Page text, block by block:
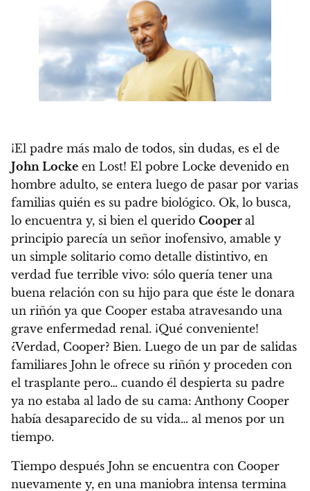
¡El padre más malo de todos, sin dudas, es el de
John Locke en Lost! El pobre Locke devenido en
hombre adulto, se entera luego de pasar por varias
familias quién es su padre biológico. Ok, lo busca,
lo encuentra y, si bien el querido Cooper al
principio parecía un señor inofensivo, amable y
un simple solitario como detalle distintivo, en
verdad fue terrible vivo: sólo quería tener una
buena relación con su hijo para que éste le donara
un riñón ya que Cooper estaba atravesando una
grave enfermedad renal. ¡Qué conveniente!
¿Verdad, Cooper? Bien. Luego de un par de salidas
familiares John le ofrece su riñón y proceden con
el trasplante pero… cuando él despierta su padre
ya no estaba al lado de su cama: Anthony Cooper
había desaparecido de su vida… al menos por un
tiempo.
Tiempo después John se encuentra con Cooper
nuevamente y, en una maniobra intensa termina